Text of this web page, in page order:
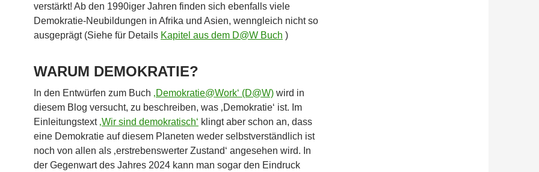
verstärkt! Ab den 1990iger Jahren finden sich ebenfalls viele
Demokratie-Neubildungen in Afrika und Asien, wenngleich nicht so
ausgeprägt (Siehe für Details Kapitel aus dem D@W Buch )
WARUM DEMOKRATIE?
In den Entwürfen zum Buch ‚Demokratie@Work‘ (D@W) wird in
diesem Blog versucht, zu beschreiben, was ‚Demokratie‘ ist. Im
Einleitungstext ‚Wir sind demokratisch‘ klingt aber schon an, dass
eine Demokratie auf diesem Planeten weder selbstverständlich ist
noch von allen als ‚erstrebenswerter Zustand‘ angesehen wird. In
der Gegenwart des Jahres 2024 kann man sogar den Eindruck